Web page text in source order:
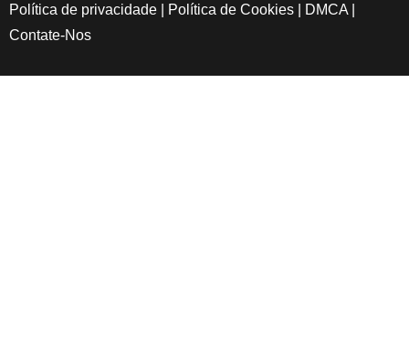
Política de privacidade
Política de Cookies DMCA
Contate-Nos